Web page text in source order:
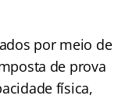
por meio de
de prova
física,